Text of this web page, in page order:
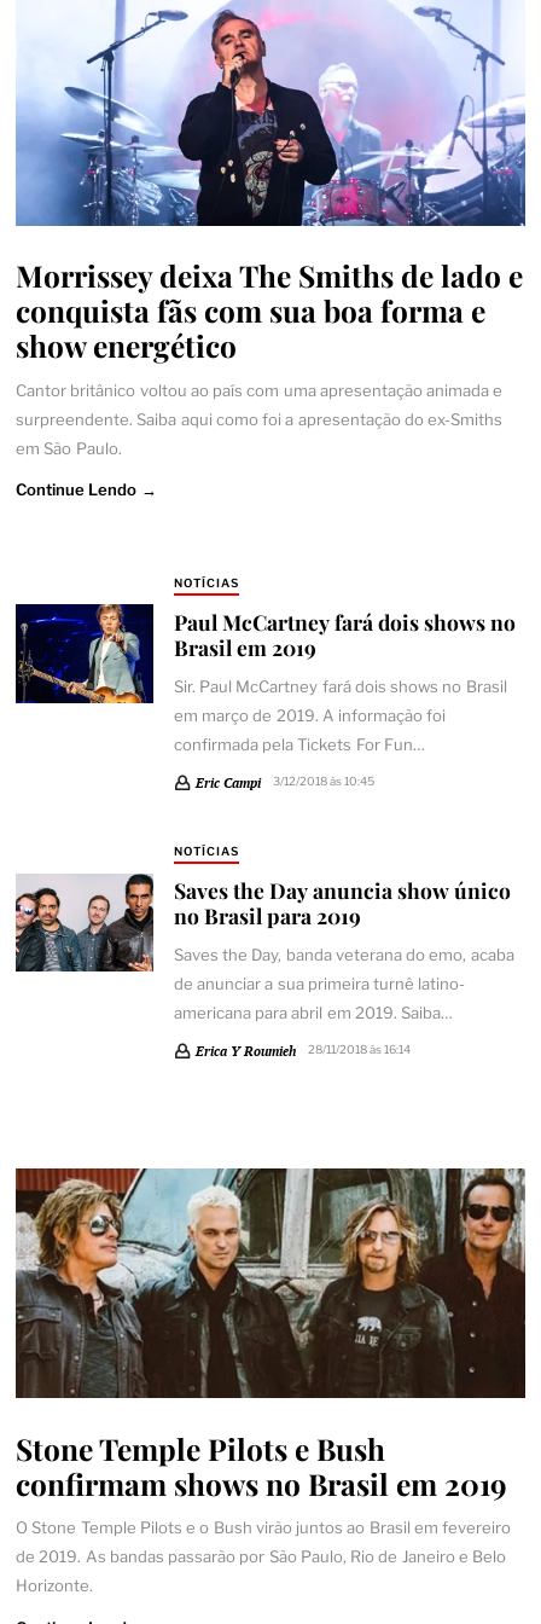
Morrissey deixa The Smiths de lado e
conquista fãs com sua boa forma e
show energético
Cantor britânico voltou ao país com uma apresentação animada e
surpreendente. Saiba aqui como foi a apresentação do ex-Smiths
em São Paulo.
Continue Lendo →
NOTÍCIAS
Paul McCartney fará dois shows no
Brasil em 2019
Sir. Paul McCartney fará dois shows no Brasil
em março de 2019. A informação foi
confirmada pela Tickets For Fun…
Eric Campi 3/12/2018 às 10:45
NOTÍCIAS
Saves the Day anuncia show único
no Brasil para 2019
Saves the Day, banda veterana do emo, acaba
de anunciar a sua primeira turnê latino-
americana para abril em 2019. Saiba…
Erica Y Roumieh 28/11/2018 às 16:14
Stone Temple Pilots e Bush
confirmam shows no Brasil em 2019
O Stone Temple Pilots e o Bush virão juntos ao Brasil em fevereiro
de 2019. As bandas passarão por São Paulo, Rio de Janeiro e Belo
Horizonte.